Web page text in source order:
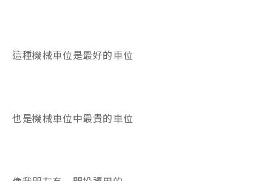
這種機械車位是最好的車位
也是機械車位中最貴的車位